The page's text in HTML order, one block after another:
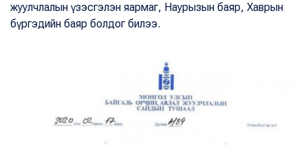
жуулчлалын үзэсгэлэн яармаг, Наурызын баяр, Хаврын
бүргэдийн баяр болдог билээ.